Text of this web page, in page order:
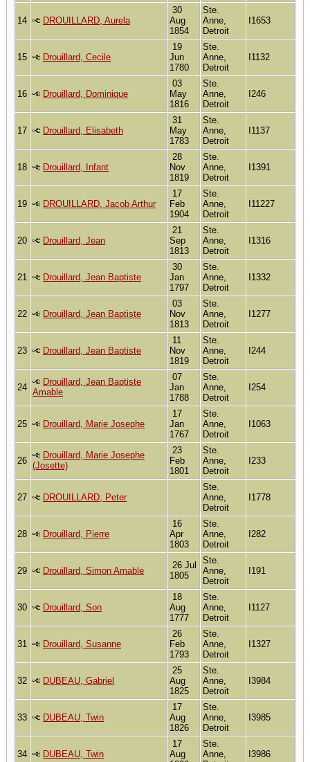
14 DROUILLARD, Aurela
30
Aug
1854
Ste.
Anne,
Detroit
I1653
15 Drouillard, Cecile
19
Jun
1780
Ste.
Anne,
Detroit
I1132
16 Drouillard, Dominique
03
May
1816
Ste.
Anne,
Detroit
I246
17 Drouillard, Elisabeth
31
May
1783
Ste.
Anne,
Detroit
I1137
18 Drouillard, Infant
28
Nov
1819
Ste.
Anne,
Detroit
I1391
19 DROUILLARD, Jacob Arthur
17
Feb
1904
Ste.
Anne,
Detroit
I11227
20 Drouillard, Jean
21
Sep
1813
Ste.
Anne,
Detroit
I1316
21 Drouillard, Jean Baptiste
30
Jan
1797
Ste.
Anne,
Detroit
I1332
22 Drouillard, Jean Baptiste
03
Nov
1813
Ste.
Anne,
Detroit
I1277
23 Drouillard, Jean Baptiste
11
Nov
1819
Ste.
Anne,
Detroit
I244
24
Drouillard, Jean Baptiste
Amable
07
Jan
1788
Ste.
Anne,
Detroit
I254
25 Drouillard, Marie Josephe
17
Jan
1767
Ste.
Anne,
Detroit
I1063
26
Drouillard, Marie Josephe
(Josette)
23
Feb
1801
Ste.
Anne,
Detroit
I233
27 DROUILLARD, Peter
Ste.
Anne,
Detroit
I1778
28 Drouillard, Pierre
16
Apr
1803
Ste.
Anne,
Detroit
I282
29 Drouillard, Simon Amable
26 Jul
1805
Ste.
Anne,
Detroit
I191
30 Drouillard, Son
18
Aug
1777
Ste.
Anne,
Detroit
I1127
31 Drouillard, Susanne
26
Feb
1793
Ste.
Anne,
Detroit
I1327
32 DUBEAU, Gabriel
25
Aug
1825
Ste.
Anne,
Detroit
I3984
33 DUBEAU, Twin
17
Aug
1826
Ste.
Anne,
Detroit
I3985
34 DUBEAU, Twin
17
Aug
Ste.
Anne,
I3986